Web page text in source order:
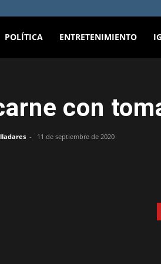
POLÍTICA ENTRETENIMIENTO
con
- 11 de septiembre de 2020